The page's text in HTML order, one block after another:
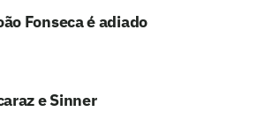
Fonseca é adiado
e Sinner